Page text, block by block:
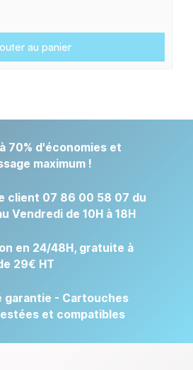
au panier
70% d'économies et
maximum !
client 07 86 00 58 07 du
Vendredi de 10H à 18H
en 24/48H, gratuite à
29€ HT
garantie - Cartouches
et compatibles